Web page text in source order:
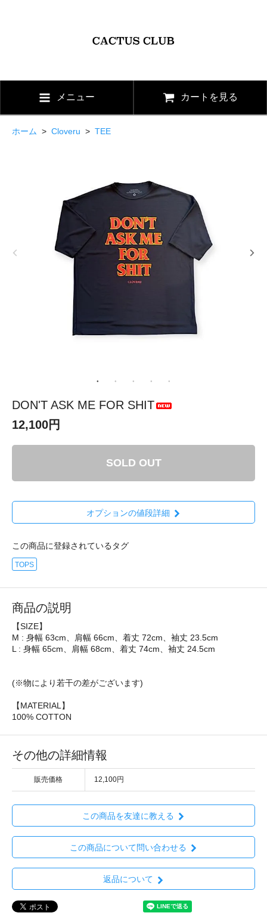
メニュー カートを見る
ホーム > Cloveru > TEE
DON'T ASK ME FOR SHIT
12,100円
SOLD OUT
オプションの値段詳細
この商品に登録されているタグ
TOPS
商品の説明
【SIZE】
M : 身幅 63cm、肩幅 66cm、着丈 72cm、袖丈 23.5cm
L : 身幅 65cm、肩幅 68cm、着丈 74cm、袖丈 24.5cm
(※物により若干の差がございます)
【MATERIAL】
100% COTTON
その他の詳細情報
販売価格 12,100円
この商品を友達に教える
この商品について問い合わせる
返品について